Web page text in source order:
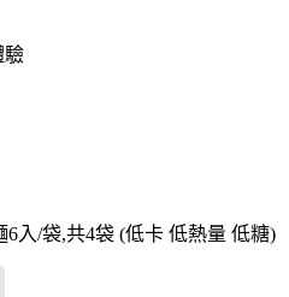
驗
入/袋,共4袋 (低卡 低熱量 低糖)